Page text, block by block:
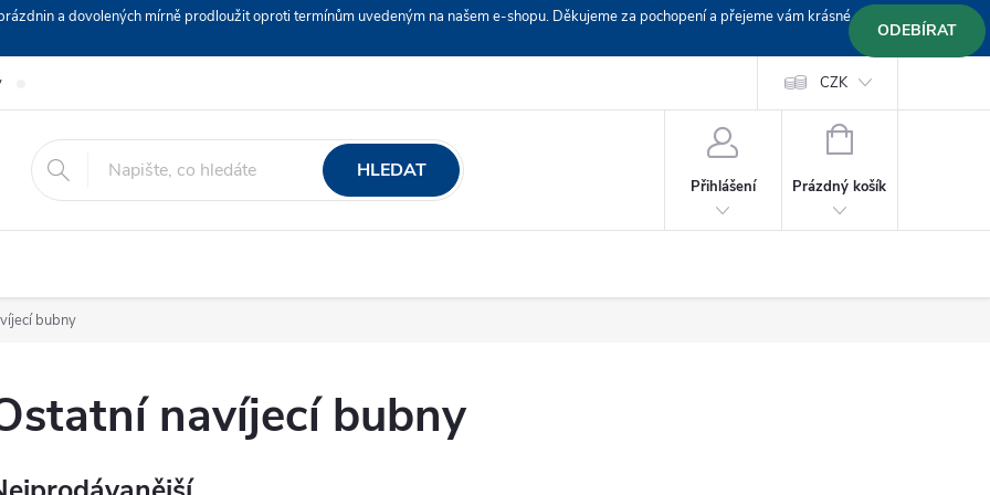
a dovolených mírně prodloužit oproti termínům uvedeným na našem e-shopu. Děkujeme za pochopení a přejeme vám krásné
Platba GoPay +420 603 319382
CZK
HLEDAT
Přihlášení
NÁKUPNÍ
Prázdný košík
bubny
ODEBÍRAT
navíjecí bubny